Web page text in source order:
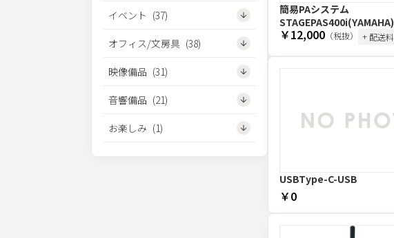
イベント (37)
オフィス/文房具 (38)
映像備品 (31)
音響備品 (21)
お楽しみ (1)
簡易PAシステム
STAGEPAS400i(YAMAHA)
￥12,000 （税抜） + 配送料
USBType-C-USB
￥0